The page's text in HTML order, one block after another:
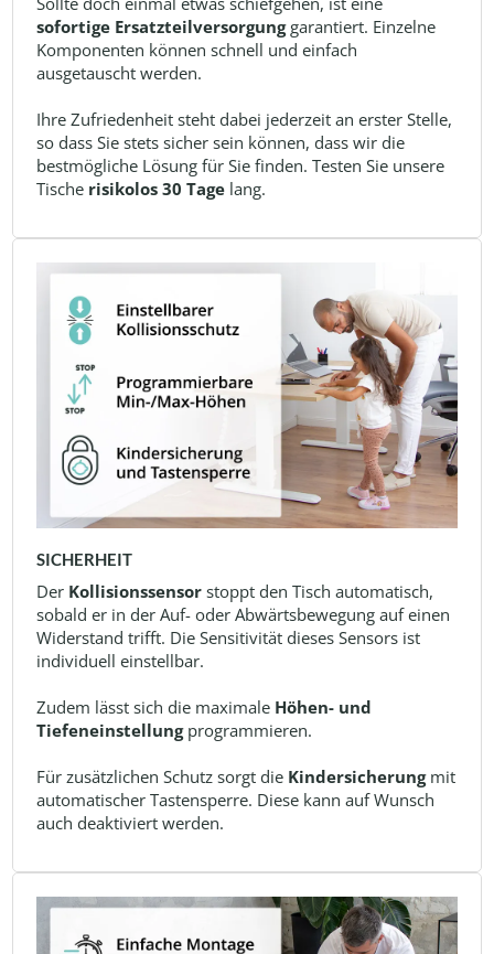
sofortige Ersatzteilversorgunggarantiert. Einzelne
Komponenten können schnell und einfach
ausgetauscht werden.
Ihre Zufriedenheit steht dabei jederzeit an erster Stelle,
so dass Sie stets sicher sein können, dass wir die
bestmögliche Lösung für Sie finden. Testen Sie unsere
Tische risikolos 30 Tage lang.
SICHERHEIT
Der Kollisionssensorstoppt den Tisch automatisch,
sobald er in der Auf- oder Abwärtsbewegung auf einen
Widerstand trifft. Die Sensitivität dieses Sensors ist
individuell einstellbar.
Zudem lässt sich die maximale Höhen- und
Tiefeneinstellung programmieren.
Für zusätzlichen Schutz sorgt die Kindersicherungmit
automatischer Tastensperre. Diese kann auf Wunsch
auch deaktiviert werden.